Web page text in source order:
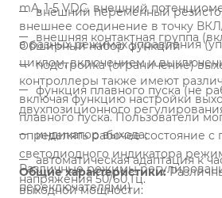
mA, 1-5 VDC, внешний
внешнее соединение в точку
в разных режимах управления
циклом, включением и
контроллеры также имеют
включая функцию настройки
плавного пуска. Пользователи
определять рабочее состояние
светодиодного индикатора
Общие характеристики:
выходной мощности:
внешний переменный
внешняя контактная группа
Обширный набор функций
подстройка (ограничение)
функция плавного пуска (не
двухпозиционного
индикатор выхода;
автоматическая адаптация к
напряжения 50/60 Гц.
Различные режимы
переключателями)